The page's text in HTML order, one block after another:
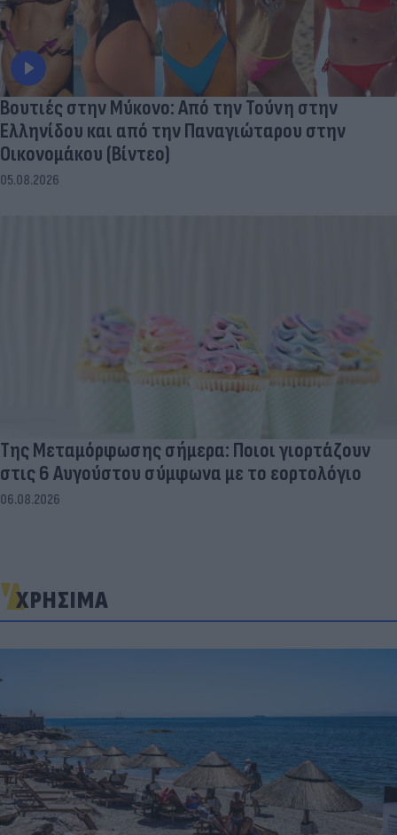
Βουτιές στην Μύκονo: Από την Τούνη στην
Ελληνίδου και από την Παναγιώταρου στην
Οικονομάκου (Βίντεο)
05.08.2026
Της Μεταμόρφωσης σήμερα: Ποιοι γιορτάζουν
στις 6 Αυγούστου σύμφωνα με το εορτολόγιο
06.08.2026
ΧΡΗΣΙΜΑ